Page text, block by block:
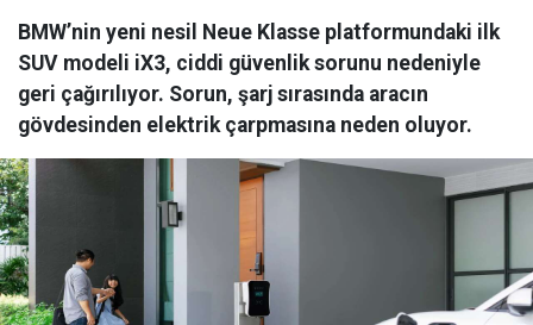
BMW’nin yeni nesil Neue Klasse platformundaki ilk
SUV modeli iX3, ciddi güvenlik sorunu nedeniyle
geri çağırılıyor. Sorun, şarj sırasında aracın
gövdesinden elektrik çarpmasına neden oluyor.